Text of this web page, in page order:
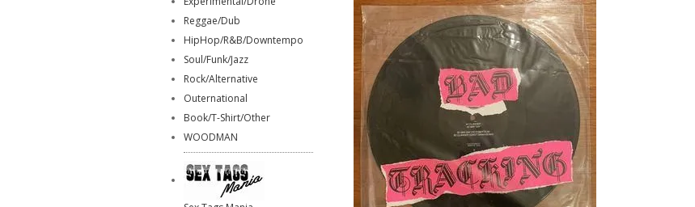
Reggae/Dub
HipHop/R&B/Downtempo
Soul/Funk/Jazz
Rock/Alternative
Outernational
Book/T-Shirt/Other
WOODMAN